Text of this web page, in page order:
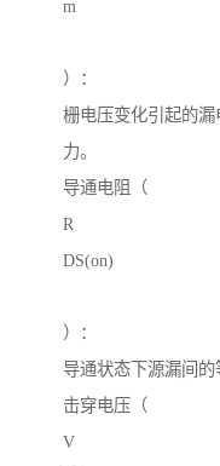
m
）：
栅电压变化引起的
力。
导通电阻（
R
DS(on)
）：
导通状态下源漏间的
击穿电压（
V